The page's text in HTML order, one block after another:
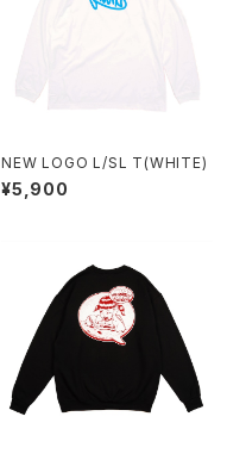
NEW LOGO L/SL T(WHITE)
¥5,900